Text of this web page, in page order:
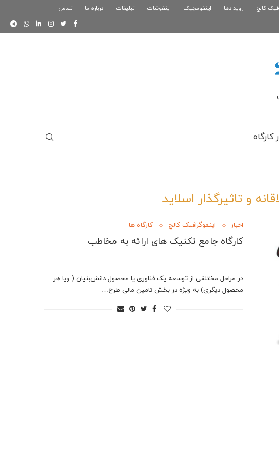
اینفوگرافیک بازی کلش رویال کالج رویدادها اینفومجیک اینفوشات تبلیغات درباره ما تماس
کارگاه
و تاثیرگذار اسلاید
اخبار اینفوگرافیک کالج کارگاه ها
کارگاه جامع تکنیک های ارائه به مخاطب
در مراحل مختلفی از توسعه یک فناوری یا محصول دانش‌بنیان ( ویا هر
محصول دیگری) به ویژه در بخش تامین مالی طرح…